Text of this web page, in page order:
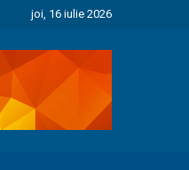
joi, 16 iulie 2026